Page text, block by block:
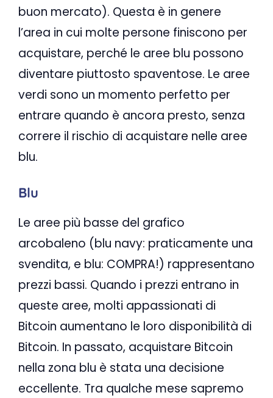
buon mercato). Questa è in genere
l’area in cui molte persone finiscono per
acquistare, perché le aree blu possono
diventare piuttosto spaventose. Le aree
verdi sono un momento perfetto per
entrare quando è ancora presto, senza
correre il rischio di acquistare nelle aree
blu.
Blu
Le aree più basse del grafico
arcobaleno (blu navy: praticamente una
svendita, e blu: COMPRA!) rappresentano
prezzi bassi. Quando i prezzi entrano in
queste aree, molti appassionati di
Bitcoin aumentano le loro disponibilità di
Bitcoin. In passato, acquistare Bitcoin
nella zona blu è stata una decisione
eccellente. Tra qualche mese sapremo